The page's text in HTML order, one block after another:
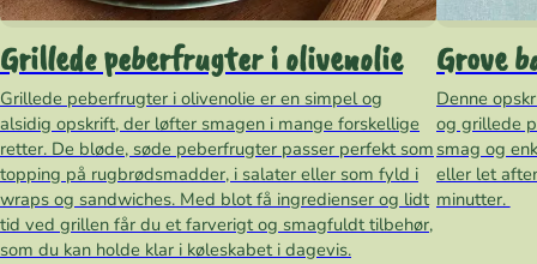
Grillede peberfrugter i olivenolie
Grillede peberfrugter i olivenolie er en simpel og
alsidig opskrift, der løfter smagen i mange forskellige
retter. De bløde, søde peberfrugter passer perfekt som
topping på rugbrødsmadder, i salater eller som fyld i
wraps og sandwiches. Med blot få ingredienser og lidt
tid ved grillen får du et farverigt og smagfuldt tilbehør,
som du kan holde klar i køleskabet i dagevis.
Grove
Denne
og grillede
smag og
eller let
minutter.